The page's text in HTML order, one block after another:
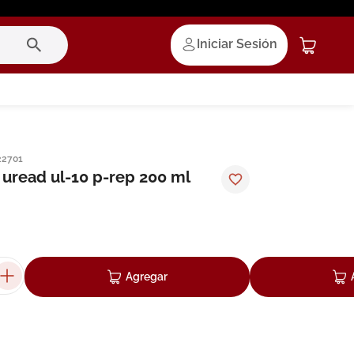
Iniciar Sesión
ul-10 p-rep 200 ml
Agregar